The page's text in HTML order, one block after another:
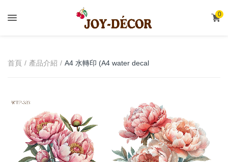
0
首頁 產品介紹
A4 水轉印 (A4 water decal